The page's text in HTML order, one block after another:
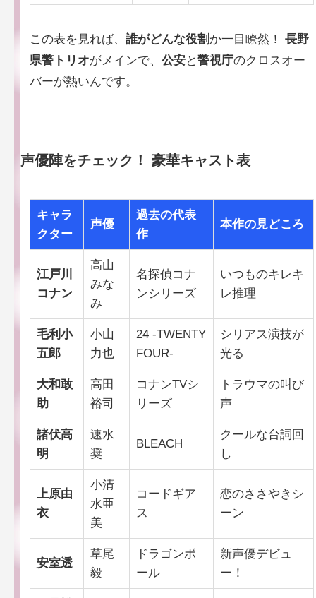
この表を見れば、誰がどんな役割 か一目瞭然！長野
県警トリオがメインで、公安と警視庁のクロスオー
バーが熱いんです。
声優陣をチェック！ 豪華キャスト表
キャラ
クター
声優
過去の代表
作
本作の見どころ
江戸川
コナン
高山
みな
み
名探偵コナ
ンシリーズ
いつものキレキ
レ推理
毛利小
五郎
小山
力也
24 -TWENTY
FOUR-
シリアス演技が
光る
大和敢
助
高田
裕司
コナンTVシ
リーズ
トラウマの叫び
声
諸伏高
明
速水
奨
BLEACH
クールな台詞回
し
上原由
衣
小清
水亜
美
コードギア
ス
恋のささやきシ
ーン
安室透
草尾
毅
ドラゴンボ
ール
新声優デビュ
ー！